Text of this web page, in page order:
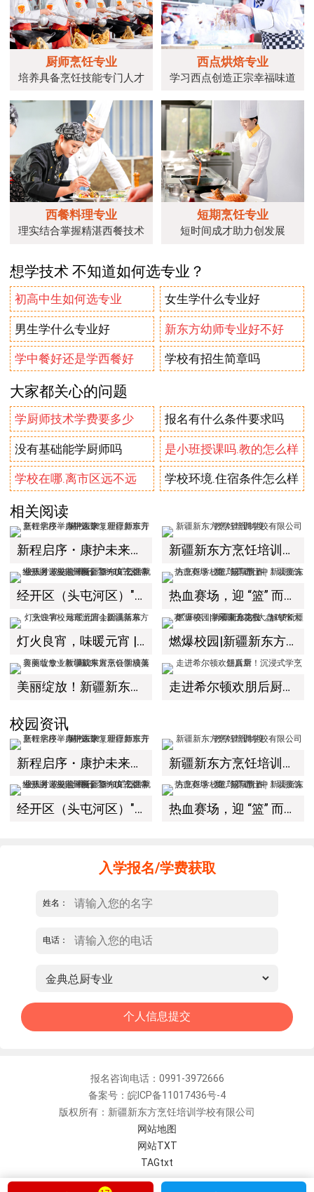
厨师烹饪专业
培养具备烹饪技能专门人才
西点烘焙专业
学习西点创造正宗幸福味道
西餐料理专业
理实结合掌握精湛西餐技术
短期烹饪专业
短时间成才助力创发展
想学技术 不知道如何选专业？
初高中生如何选专业 女生学什么专业好
男生学什么专业好 新东方幼师专业好不好
学中餐好还是学西餐好 学校有招生简章吗
大家都关心的问题
学厨师技术学费要多少 报名有什么条件要求吗
没有基础能学厨师吗 是小班授课吗.教的怎么样
学校在哪.离市区远不远 学校环境.住宿条件怎么样
相关阅读
新程启序・康护未来｜新疆新东方烹饪学校举办中医康复理疗师班开幕仪式！ 新疆新东方烹饪培训学校有限公司教学管理制度
经开区（头屯河区）"3+10"公共就业服务进校园暨新疆新东方烹饪学校人才双选会+校企签约仪式圆满举行 热血赛场，迎 “篮” 而上｜新疆新东方烹饪学校篮球赛进行中！以技筑梦，乐享青春
灯火良宵，味暖元宵 | 新疆新东方烹饪学校元宵游园会圆满落幕 燃爆校园|新疆新东方“大盘鸡PK大赛”开赛！学子同台竞技，解锁新疆风味天花板
美丽绽放！新疆新东方烹饪学校美容美妆专业教学成果展示会圆满落幕！ 走进希尔顿欢朋后厨！沉浸式学烹饪真章
校园资讯
新程启序・康护未来｜新疆新东方烹饪学校举办中医康复理疗师班开幕仪式！ 新疆新东方烹饪培训学校有限公司教学管理制度
经开区（头屯河区）"3+10"公共就业服务进校园暨新疆新东方烹饪学校人才双选会+校企签约仪式圆满举行 热血赛场，迎 “篮” 而上｜新疆新东方烹饪学校篮球赛进行中！以技筑梦，乐享青春
入学报名/学费获取
姓名：
电话：
报名咨询电话：0991-3972666
备案号：皖ICP备11017436号-4
版权所有：新疆新东方烹饪培训学校有限公司
网站地图
网站TXT
TAGtxt